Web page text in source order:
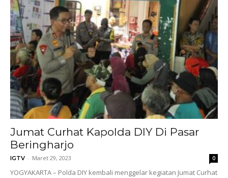
Jumat Curhat Kapolda DIY Di Pasar
Beringharjo
IGTV - Maret 29, 2023 0
YOGYAKARTA – Polda DIY kembali menggelar kegiatan Jumat Curhat